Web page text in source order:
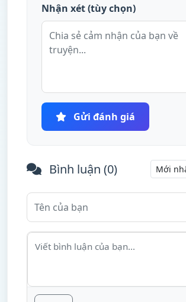
Nhận xét (tùy chọn)
Gửi đánh giá
Bình luận (0)